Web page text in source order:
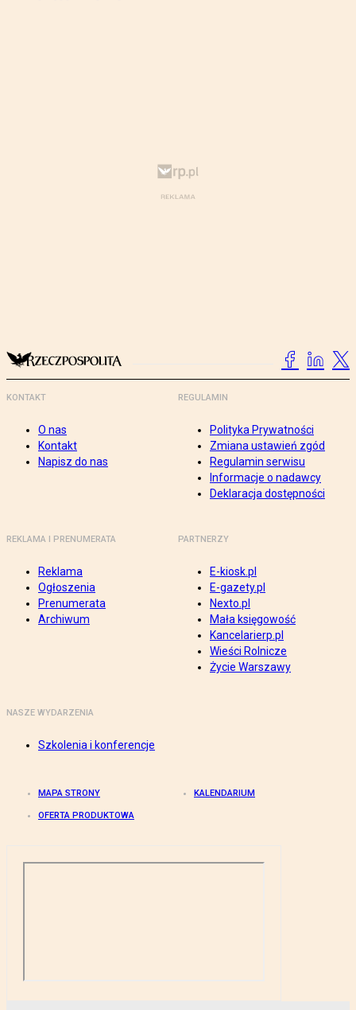
KONTAKT
O nas
Kontakt
Napisz do nas
REGULAMIN
Polityka Prywatności
Zmiana ustawień zgód
Regulamin serwisu
Informacje o nadawcy
Deklaracja dostępności
REKLAMA I PRENUMERATA
Reklama
Ogłoszenia
Prenumerata
Archiwum
PARTNERZY
E-kiosk.pl
E-gazety.pl
Nexto.pl
Mała księgowość
Kancelarierp.pl
Wieści Rolnicze
Życie Warszawy
NASZE WYDARZENIA
Szkolenia i konferencje
MAPA STRONY KALENDARIUM
OFERTA PRODUKTOWA